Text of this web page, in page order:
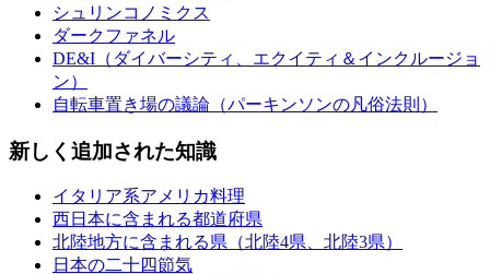
シュリンコノミクス
ダークファネル
DE&I（ダイバーシティ、エクイティ＆インクルージョ
ン）
自転車置き場の議論（パーキンソンの凡俗法則）
新しく追加された知識
イタリア系アメリカ料理
西日本に含まれる都道府県
北陸地方に含まれる県（北陸4県、北陸3県）
日本の二十四節気